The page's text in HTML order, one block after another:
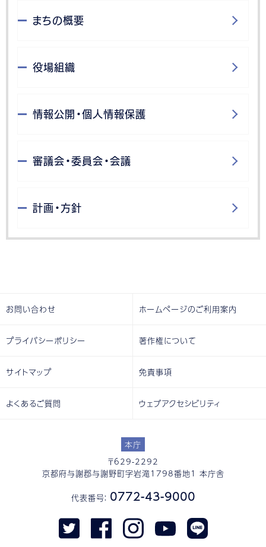
まちの概要
役場組織
情報公開・個人情報保護
審議会・委員会・会議
計画・方針
本庁
〒629-2292
京都府与謝郡与謝野町字岩滝1798番地1 本庁舎
代表番号： 0772-43-9000
お問い合わせ ホームページのご利用案内
プライバシーポリシー 著作権について
サイトマップ 免責事項
よくあるご質問 ウェブアクセシビリティ